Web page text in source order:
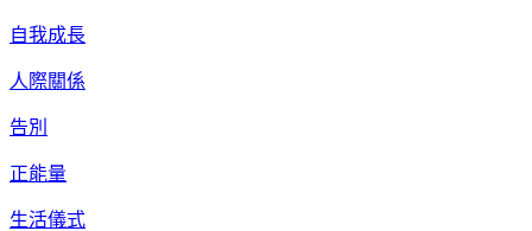
自我成長
人際關係
告別
正能量
生活儀式